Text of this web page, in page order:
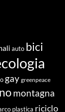
auto bici
gay greenpeace
montagna
plastica riciclo